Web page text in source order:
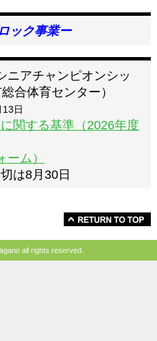
ック事業ー
アチャンピオンシッ
合体育センター）
日
関する基準（2026年度
ム）
は8月30日
all rights reserved.